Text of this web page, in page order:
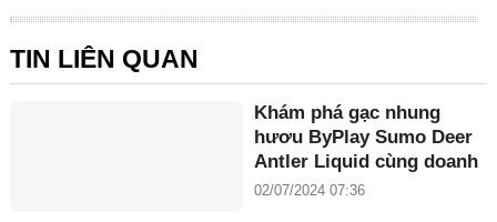
TIN LIÊN QUAN
Khám phá gạc nhung
hươu ByPlay Sumo Deer
Antler Liquid cùng doanh
nhân Maria Tuyền
02/07/2024 07:36